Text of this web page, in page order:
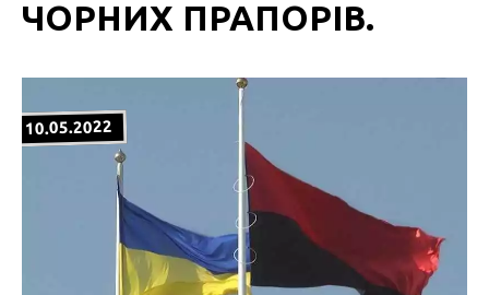
ЧОРНИХ ПРАПОРІВ.
10.05.2022